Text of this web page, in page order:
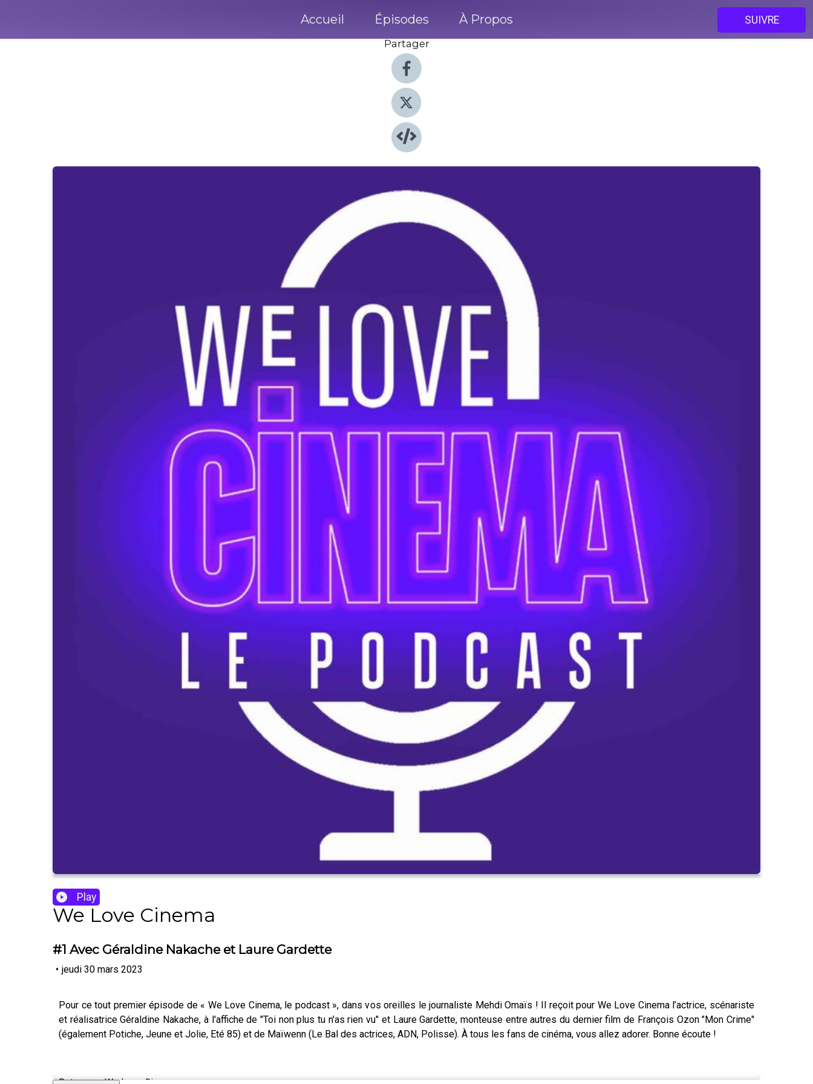
Accueil Épisodes À Propos
SUIVRE
Partager
Play
We Love Cinema
#1 Avec Géraldine Nakache et Laure Gardette
• jeudi 30 mars 2023
Pour ce tout premier épisode de « We Love Cinema, le podcast », dans vos oreilles le journaliste Mehdi Omaïs ! Il reçoit pour We Love Cinema l’actrice, scénariste
et réalisatrice Géraldine Nakache, à l'affiche de "Toi non plus tu n'as rien vu" et Laure Gardette, monteuse entre autres du dernier film de François Ozon "Mon Crime"
(également Potiche, Jeune et Jolie, Eté 85) et de Maïwenn (Le Bal des actrices, ADN, Polisse). À tous les fans de cinéma, vous allez adorer. Bonne écoute !